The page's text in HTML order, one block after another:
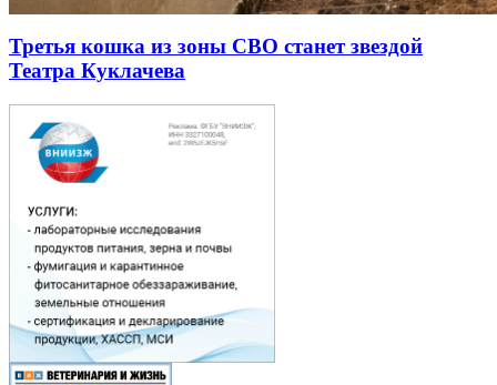
Третья кошка из зоны СВО станет звездой
Театра Куклачева